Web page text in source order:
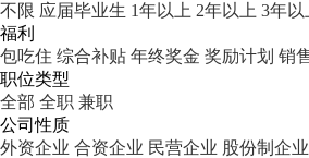
不限 应届毕业生 1年以上 2年以上 3年以
福利
包吃住 综合补贴 年终奖金 奖励计划 销
职位类型
全部 全职 兼职
公司性质
外资企业 合资企业 民营企业 股份制企业